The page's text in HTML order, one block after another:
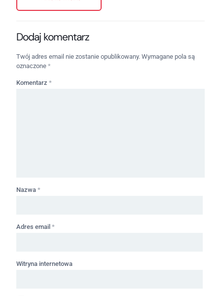
Dodaj komentarz
Twój adres email nie zostanie opublikowany. Wymagane pola są
oznaczone *
Komentarz *
Nazwa *
Adres email *
Witryna internetowa